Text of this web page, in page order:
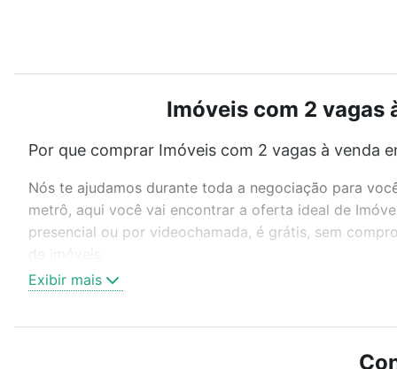
Imóveis com 2 vagas
Por que comprar Imóveis com 2 vagas à venda
Nós te ajudamos durante toda a negociação para
metrô, aqui você vai encontrar a oferta ideal de
presencial ou por videochamada, é grátis, sem
Como escolher um imóvel?
Use barra de busca no topo para pesquisar por
ou sem vaga de garagem para combinar
Exibir mais